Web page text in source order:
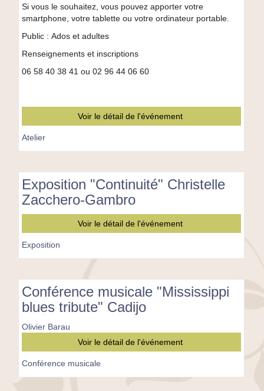
quotidien
»
Si vous le souhaitez, vous pouvez apporter votre
smartphone, votre tablette ou votre ordinateur portable.
Public : Ados et adultes
Renseignements et inscriptions
06 58 40 38 41 ou 02 96 44 06 60
Voir le détail de l'événement
Atelier
Exposition "Continuité" Christelle
Zacchero-Gambro
Christelle
Voir le détail de l'événement
Exposition
Conférence musicale "Mississippi
blues tribute" Cadijo
Olivier Barau
musicale
"Mississippi
Voir le détail de l'événement
Conférence musicale